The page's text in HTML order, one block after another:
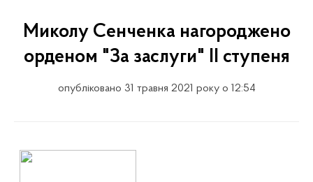
Миколу Сенченка нагороджено
орденом "За заслуги" ІІ ступеня
опубліковано 31 травня 2021 року о 12:54